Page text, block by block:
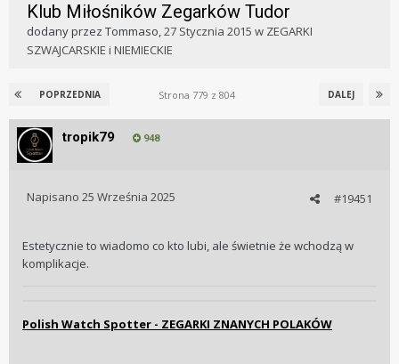
Klub Miłośników Zegarków Tudor
dodany przez Tommaso,27 Stycznia 2015 w ZEGARKI
SZWAJCARSKIE i NIEMIECKIE
POPRZEDNIA DALEJ
Strona 779 z 804
tropik79 948
#19451
Napisano 25 Września 2025
Estetycznie to wiadomo co kto lubi, ale świetnie że wchodzą w
komplikacje.
Polish Watch Spotter - ZEGARKI ZNANYCH POLAKÓW